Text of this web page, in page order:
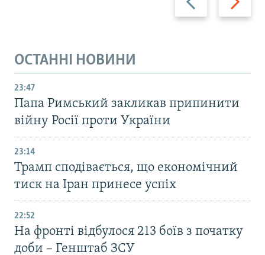
ОСТАННІ НОВИНИ
23:47
Папа Римський закликав припинити
війну Росії проти України
23:14
Трамп сподівається, що економічний
тиск на Іран принесе успіх
22:52
На фронті відбулося 213 боїв з початку
доби – Генштаб ЗСУ